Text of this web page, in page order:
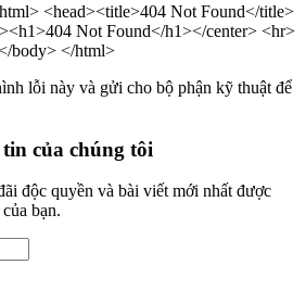
<head><title>404 Not Found</title>
Not Found</h1></center> <hr>
body> </html>
lỗi này và gửi cho bộ phận kỹ thuật để
của chúng tôi
độc quyền và bài viết mới nhất được
bạn.